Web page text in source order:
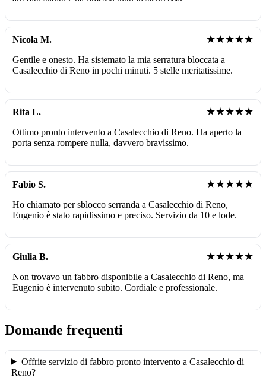
Nicola M. ★★★★★
Gentile e onesto. Ha sistemato la mia serratura bloccata a
Casalecchio di Reno in pochi minuti. 5 stelle meritatissime.
Rita L. ★★★★★
Ottimo pronto intervento a Casalecchio di Reno. Ha aperto la
porta senza rompere nulla, davvero bravissimo.
Fabio S. ★★★★★
Ho chiamato per sblocco serranda a Casalecchio di Reno,
Eugenio è stato rapidissimo e preciso. Servizio da 10 e lode.
Giulia B. ★★★★★
Non trovavo un fabbro disponibile a Casalecchio di Reno, ma
Eugenio è intervenuto subito. Cordiale e professionale.
Domande frequenti
Offrite servizio di fabbro pronto intervento a Casalecchio di
Reno?